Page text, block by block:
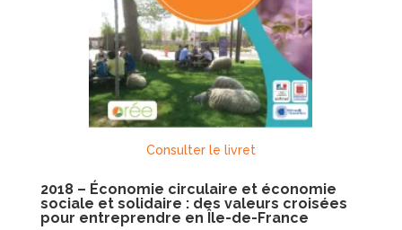
Consulter le livret
2018 – Économie circulaire et économie
sociale et solidaire : des valeurs croisées
pour entreprendre en Île-de-France